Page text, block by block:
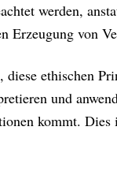
werden,
Erzeugung von
diese ethischen
und
kommt.